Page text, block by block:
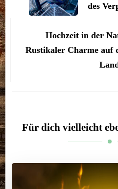
des
Hochzeit in der
Rustikaler Charme auf
Für dich vielleicht